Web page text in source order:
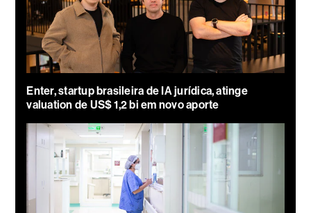
Enter, startup brasileira de IA jurídica, atinge
valuation de US$ 1,2 bi em novo aporte